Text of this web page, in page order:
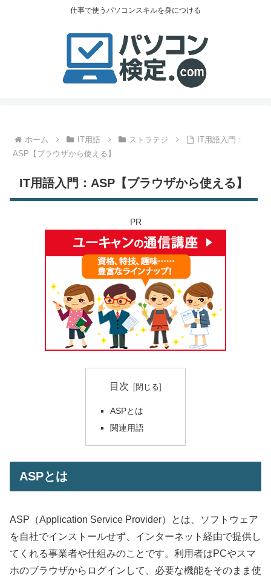
仕事で使うパソコンスキルを身につける
ホーム IT用語 ストラテジ
IT用語入門：
ASP【ブラウザから使える】
IT用語入門：ASP【ブラウザから使える】
PR
目次
ASPとは
関連用語
ASPとは
ASP（Application Service Provider）とは、ソフトウェア
を自社でインストールせず、インターネット経由で提供し
てくれる事業者や仕組みのことです。利用者はPCやスマ
ホのブラウザからログインして、必要な機能をそのまま使